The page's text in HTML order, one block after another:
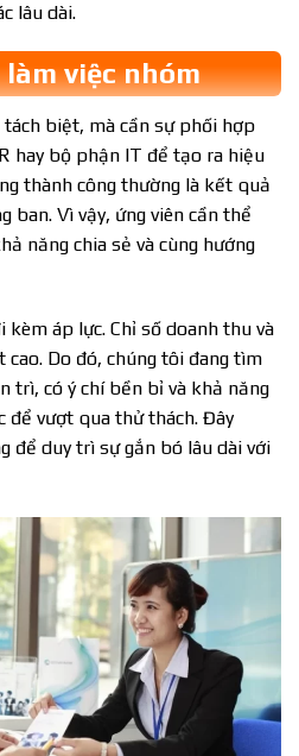
lâu dài.
việc nhóm
biệt, mà cần sự phối hợp
hay bộ phận IT để tạo ra hiệu
thành công thường là kết quả
ban. Vì vậy, ứng viên cần thể
năng chia sẻ và cùng hướng
kèm áp lực. Chỉ số doanh thu và
Do đó, chúng tôi đang tìm
trì, có ý chí bền bỉ và khả năng
để vượt qua thử thách. Đây
để duy trì sự gắn bó lâu dài với